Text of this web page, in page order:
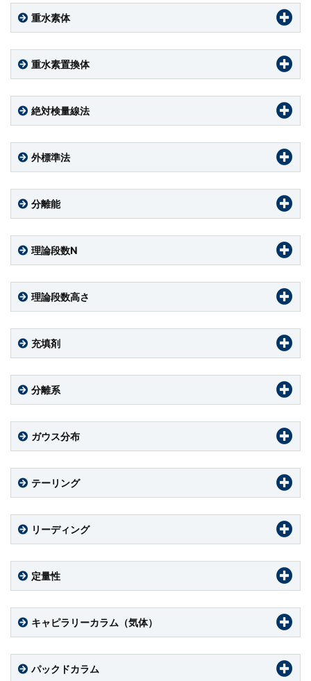
重水素体
重水素置換体
絶対検量線法
外標準法
分離能
理論段数N
理論段数高さ
充填剤
分離系
ガウス分布
テーリング
リーディング
定量性
キャピラリーカラム（気体）
パックドカラム